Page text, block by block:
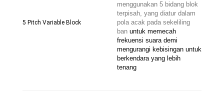
5 Pitch Variable Block
menggunakan 5 bidang blok
terpisah, yang diatur dalam
pola acak pada sekeliling
ban untuk memecah
frekuensi suara demi
mengurangi kebisingan untuk
berkendara yang lebih
tenang